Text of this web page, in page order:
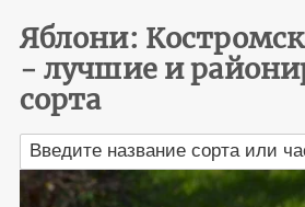
Яблони:
- лучшие и
сорта